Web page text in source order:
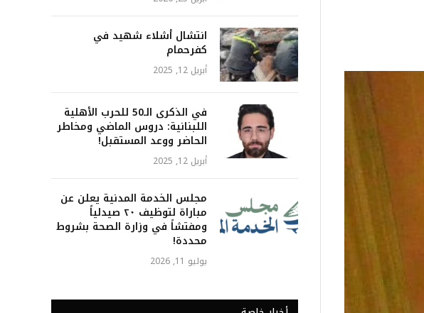
انتشال أشلاء شهيد في
كفرحمام
أبريل 12, 2025
في الذكرى الـ50 للحرب الأهلية
اللبنانية: دروس الماضي ومخاطر
الحاضر ووعد المستقبل!
أبريل 12, 2025
مجلس الخدمة المدنية يعلن عن
مباراة لتوظيف ٢٠ صيدلياً
ومفتشاً في وزارة الصحة بشروط
محددة!
يوليو 11, 2026